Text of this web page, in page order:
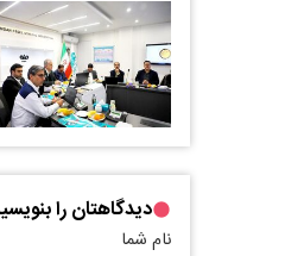
دیدگاهتان را
نام شما